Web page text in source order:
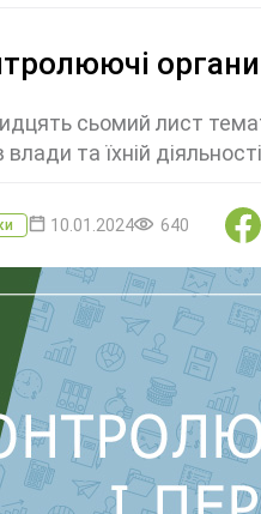
сьомий лист
влади та їхній
10.01.2024 640